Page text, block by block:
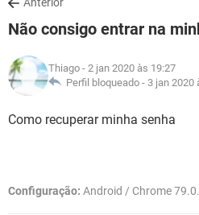
OUTLOOK
INSTAGRAM
GUIA DE COMPRAS
INSTAGRAM
GUIA DE COMPRAS
JOGOS
CELULAR
OUTLOOK
JOGOS
CELULAR
OUTLOOK
GLOSSÁRIO
INSTAGRAM
Não consigo entrar na
Thiago - 2 jan 2020 às 19:27
Perfil bloqueado - 3 jan 2020
Como recuperar minha senha
Configuração: Android / Chrome